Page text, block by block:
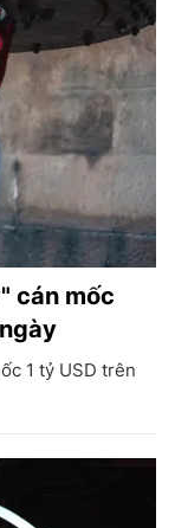
cán mốc
1 tỷ USD trên